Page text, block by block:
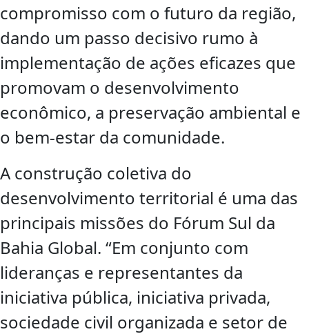
compromisso com o futuro da região,
dando um passo decisivo rumo à
implementação de ações eficazes que
promovam o desenvolvimento
econômico, a preservação ambiental e
o bem-estar da comunidade.
A construção coletiva do
desenvolvimento territorial é uma das
principais missões do Fórum Sul da
Bahia Global. “Em conjunto com
lideranças e representantes da
iniciativa pública, iniciativa privada,
sociedade civil organizada e setor de